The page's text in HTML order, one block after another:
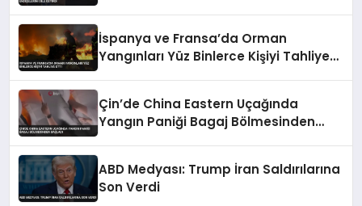
İspanya ve Fransa’da Orman
Yangınları Yüz Binlerce Kişiyi Tahliye
Çin’de China Eastern Uçağında
Yangın Paniği Bagaj Bölmesinden
ABD Medyası: Trump İran Saldırılarına
Son Verdi